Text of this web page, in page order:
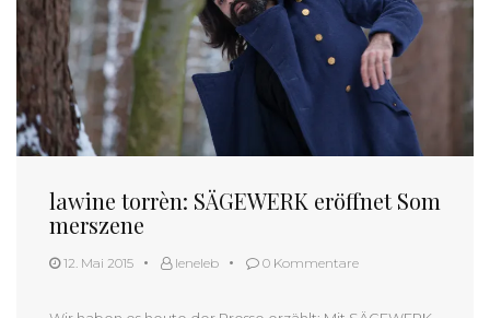
lawine torrèn: SÄGEWERK eröffnet Som
merszene
12. Mai 2015 leneleb 0 Kommentare